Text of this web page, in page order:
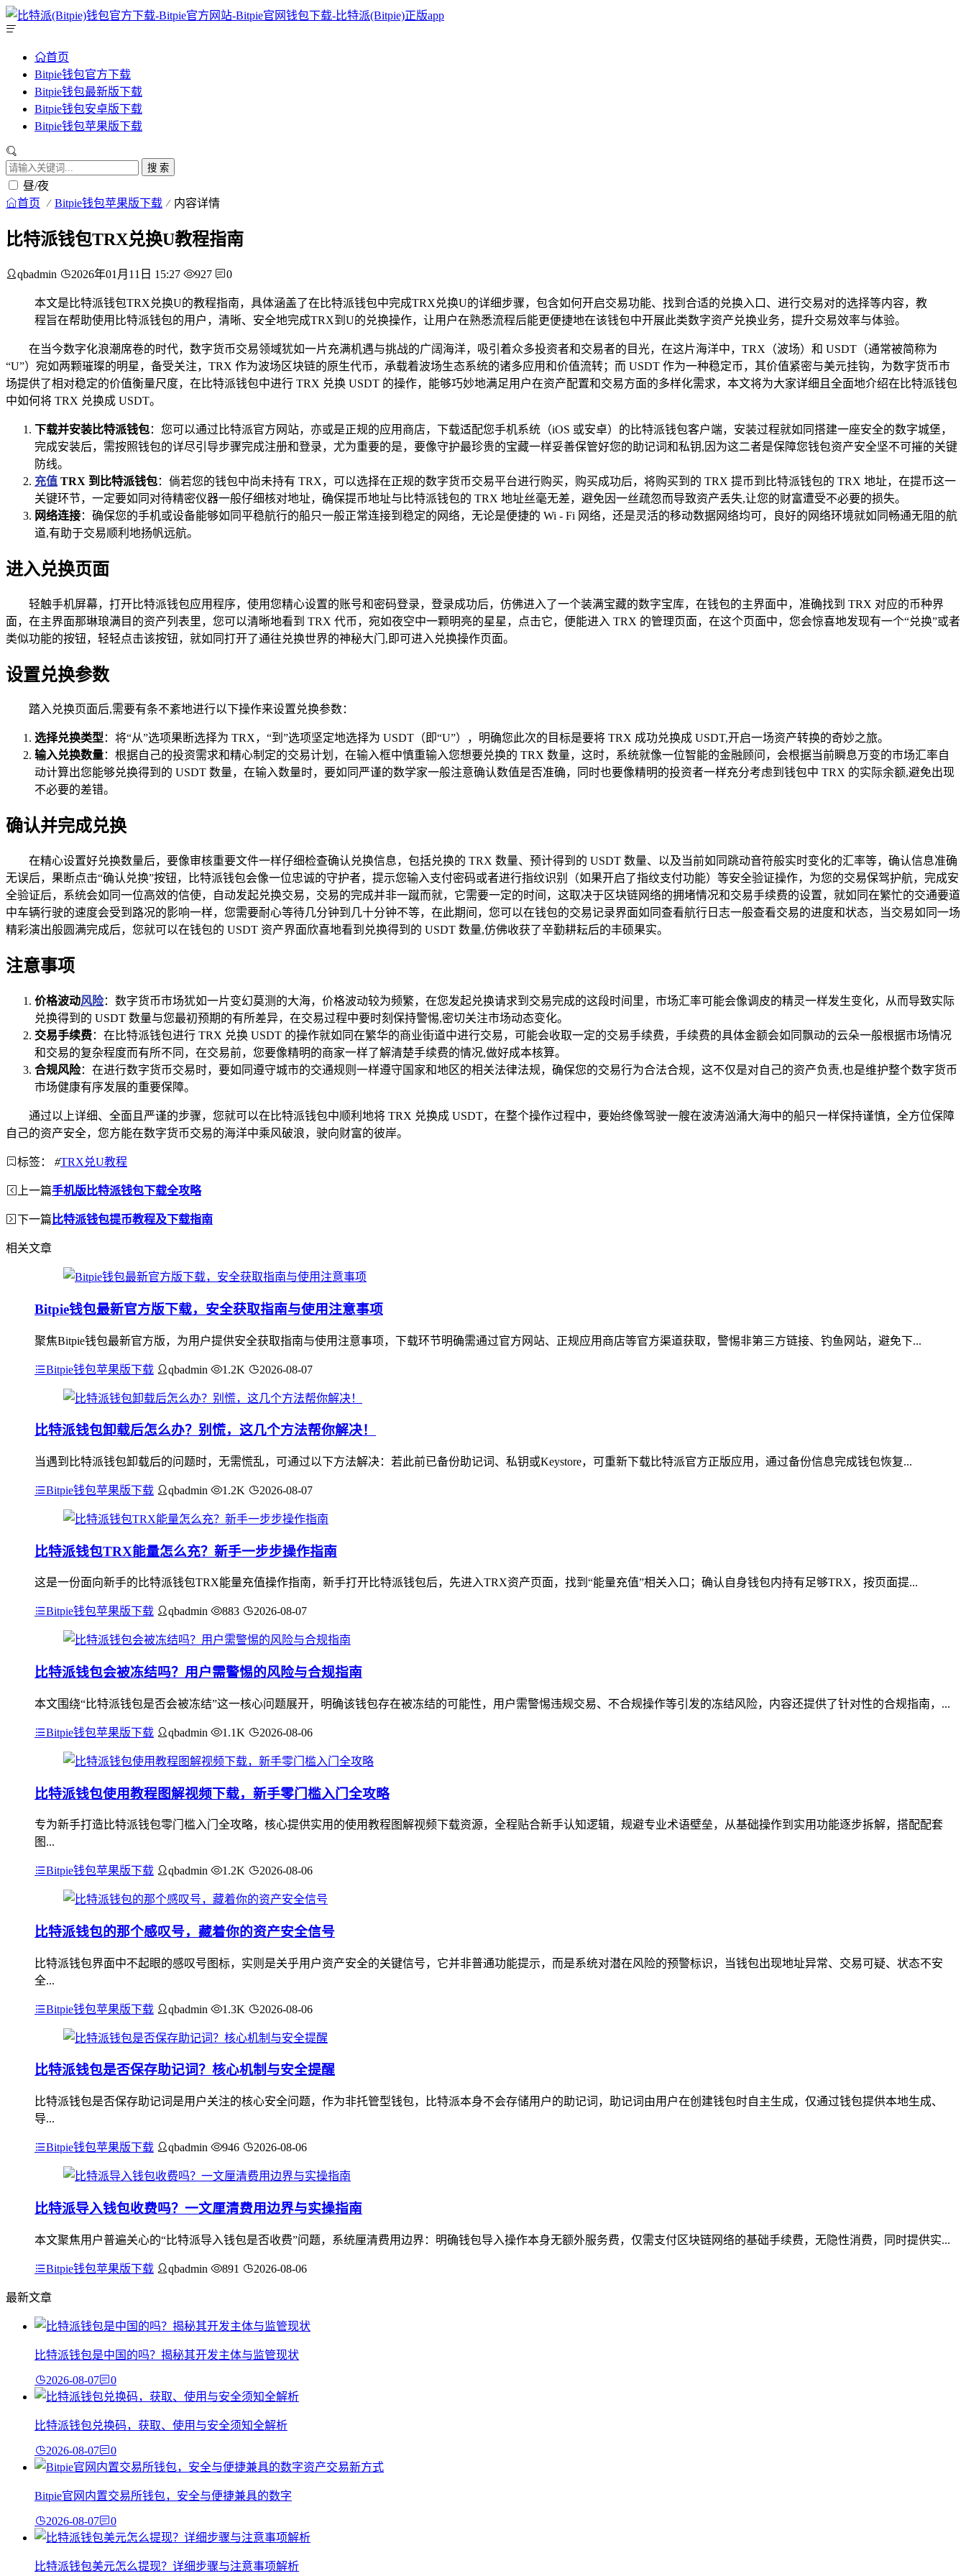
首页
Bitpie钱包官方下载
Bitpie钱包最新版下载
Bitpie钱包安卓版下载
Bitpie钱包苹果版下载
搜 索
昼/夜
首页 Bitpie钱包苹果版下载 内容详情
比特派钱包TRX兑换U教程指南
qbadmin 2026年01月11日 15:27 927 0
本文是比特派钱包TRX兑换U的教程指南，具体涵盖了在比特派钱包中完成TRX兑换U的详细步骤，包含如何开启交易功能、找到合适的兑换入口、进行交易对的选择等内容，教
程旨在帮助使用比特派钱包的用户，清晰、安全地完成TRX到U的兑换操作，让用户在熟悉流程后能更便捷地在该钱包中开展此类数字资产兑换业务，提升交易效率与体验。
在当今数字化浪潮席卷的时代，数字货币交易领域犹如一片充满机遇与挑战的广阔海洋，吸引着众多投资者和交易者的目光，在这片海洋中，TRX（波场）和 USDT（通常被简称为
“U”）宛如两颗璀璨的明星，备受关注，TRX 作为波场区块链的原生代币，承载着波场生态系统的诸多应用和价值流转；而 USDT 作为一种稳定币，其价值紧密与美元挂钩，为数字货币市
场提供了相对稳定的价值衡量尺度，在比特派钱包中进行 TRX 兑换 USDT 的操作，能够巧妙地满足用户在资产配置和交易方面的多样化需求，本文将为大家详细且全面地介绍在比特派钱包
中如何将 TRX 兑换成 USDT。
下载并安装比特派钱包：您可以通过比特派官方网站，亦或是正规的应用商店，下载适配您手机系统（iOS 或安卓）的比特派钱包客户端，安装过程就如同搭建一座安全的数字城堡，
完成安装后，需按照钱包的详尽引导步骤完成注册和登录，尤为重要的是，要像守护最珍贵的宝藏一样妥善保管好您的助记词和私钥,因为这二者是保障您钱包资产安全坚不可摧的关键
防线。
充值 TRX 到比特派钱包：倘若您的钱包中尚未持有 TRX，可以选择在正规的数字货币交易平台进行购买，购买成功后，将购买到的 TRX 提币到比特派钱包的 TRX 地址，在提币这一
关键环节，一定要如同对待精密仪器一般仔细核对地址，确保提币地址与比特派钱包的 TRX 地址丝毫无差，避免因一丝疏忽而导致资产丢失,让您的财富遭受不必要的损失。
网络连接：确保您的手机或设备能够如同平稳航行的船只一般正常连接到稳定的网络，无论是便捷的 Wi - Fi 网络，还是灵活的移动数据网络均可，良好的网络环境就如同畅通无阻的航
道,有助于交易顺利地扬帆远航。
进入兑换页面
轻触手机屏幕，打开比特派钱包应用程序，使用您精心设置的账号和密码登录，登录成功后，仿佛进入了一个装满宝藏的数字宝库，在钱包的主界面中，准确找到 TRX 对应的币种界
面，在主界面那琳琅满目的资产列表里，您可以清晰地看到 TRX 代币，宛如夜空中一颗明亮的星星，点击它，便能进入 TRX 的管理页面，在这个页面中，您会惊喜地发现有一个“兑换”或者
类似功能的按钮，轻轻点击该按钮，就如同打开了通往兑换世界的神秘大门,即可进入兑换操作页面。
设置兑换参数
踏入兑换页面后,需要有条不紊地进行以下操作来设置兑换参数：
选择兑换类型：将“从”选项果断选择为 TRX，“到”选项坚定地选择为 USDT（即“U”），明确您此次的目标是要将 TRX 成功兑换成 USDT,开启一场资产转换的奇妙之旅。
输入兑换数量：根据自己的投资需求和精心制定的交易计划，在输入框中慎重输入您想要兑换的 TRX 数量，这时，系统就像一位智能的金融顾问，会根据当前瞬息万变的市场汇率自
动计算出您能够兑换得到的 USDT 数量，在输入数量时，要如同严谨的数学家一般注意确认数值是否准确，同时也要像精明的投资者一样充分考虑到钱包中 TRX 的实际余额,避免出现
不必要的差错。
确认并完成兑换
在精心设置好兑换数量后，要像审核重要文件一样仔细检查确认兑换信息，包括兑换的 TRX 数量、预计得到的 USDT 数量、以及当前如同跳动音符般实时变化的汇率等，确认信息准确
无误后，果断点击“确认兑换”按钮，比特派钱包会像一位忠诚的守护者，提示您输入支付密码或者进行指纹识别（如果开启了指纹支付功能）等安全验证操作，为您的交易保驾护航，完成安
全验证后，系统会如同一位高效的信使，自动发起兑换交易，交易的完成并非一蹴而就，它需要一定的时间，这取决于区块链网络的拥堵情况和交易手续费的设置，就如同在繁忙的交通要道
中车辆行驶的速度会受到路况的影响一样，您需要耐心等待几分钟到几十分钟不等，在此期间，您可以在钱包的交易记录界面如同查看航行日志一般查看交易的进度和状态，当交易如同一场
精彩演出般圆满完成后，您就可以在钱包的 USDT 资产界面欣喜地看到兑换得到的 USDT 数量,仿佛收获了辛勤耕耘后的丰硕果实。
注意事项
价格波动风险：数字货币市场犹如一片变幻莫测的大海，价格波动较为频繁，在您发起兑换请求到交易完成的这段时间里，市场汇率可能会像调皮的精灵一样发生变化，从而导致实际
兑换得到的 USDT 数量与您最初预期的有所差异，在交易过程中要时刻保持警惕,密切关注市场动态变化。
交易手续费：在比特派钱包进行 TRX 兑换 USDT 的操作就如同在繁华的商业街道中进行交易，可能会收取一定的交易手续费，手续费的具体金额会如同飘动的云朵一般根据市场情况
和交易的复杂程度而有所不同，在交易前，您要像精明的商家一样了解清楚手续费的情况,做好成本核算。
合规风险：在进行数字货币交易时，要如同遵守城市的交通规则一样遵守国家和地区的相关法律法规，确保您的交易行为合法合规，这不仅是对自己的资产负责,也是维护整个数字货币
市场健康有序发展的重要保障。
通过以上详细、全面且严谨的步骤，您就可以在比特派钱包中顺利地将 TRX 兑换成 USDT，在整个操作过程中，要始终像驾驶一艘在波涛汹涌大海中的船只一样保持谨慎，全方位保障
自己的资产安全，您方能在数字货币交易的海洋中乘风破浪，驶向财富的彼岸。
标签： #TRX兑U教程
上一篇手机版比特派钱包下载全攻略
下一篇 比特派钱包提币教程及下载指南
相关文章
Bitpie钱包最新官方版下载，安全获取指南与使用注意事项
聚焦Bitpie钱包最新官方版，为用户提供安全获取指南与使用注意事项，下载环节明确需通过官方网站、正规应用商店等官方渠道获取，警惕非第三方链接、钓鱼网站，避免下...
Bitpie钱包苹果版下载 qbadmin 1.2K 2026-08-07
比特派钱包卸载后怎么办？别慌，这几个方法帮你解决！
当遇到比特派钱包卸载后的问题时，无需慌乱，可通过以下方法解决：若此前已备份助记词、私钥或Keystore，可重新下载比特派官方正版应用，通过备份信息完成钱包恢复...
Bitpie钱包苹果版下载 qbadmin 1.2K 2026-08-07
比特派钱包TRX能量怎么充？新手一步步操作指南
这是一份面向新手的比特派钱包TRX能量充值操作指南，新手打开比特派钱包后，先进入TRX资产页面，找到“能量充值”相关入口；确认自身钱包内持有足够TRX，按页面提...
Bitpie钱包苹果版下载 qbadmin 883 2026-08-07
比特派钱包会被冻结吗？用户需警惕的风险与合规指南
本文围绕“比特派钱包是否会被冻结”这一核心问题展开，明确该钱包存在被冻结的可能性，用户需警惕违规交易、不合规操作等引发的冻结风险，内容还提供了针对性的合规指南，...
Bitpie钱包苹果版下载 qbadmin 1.1K 2026-08-06
比特派钱包使用教程图解视频下载，新手零门槛入门全攻略
专为新手打造比特派钱包零门槛入门全攻略，核心提供实用的使用教程图解视频下载资源，全程贴合新手认知逻辑，规避专业术语壁垒，从基础操作到实用功能逐步拆解，搭配配套
图...
Bitpie钱包苹果版下载 qbadmin 1.2K 2026-08-06
比特派钱包的那个感叹号，藏着你的资产安全信号
比特派钱包界面中不起眼的感叹号图标，实则是关乎用户资产安全的关键信号，它并非普通功能提示，而是系统对潜在风险的预警标识，当钱包出现地址异常、交易可疑、状态不安
全...
Bitpie钱包苹果版下载 qbadmin 1.3K 2026-08-06
比特派钱包是否保存助记词？核心机制与安全提醒
比特派钱包是否保存助记词是用户关注的核心安全问题，作为非托管型钱包，比特派本身不会存储用户的助记词，助记词由用户在创建钱包时自主生成，仅通过钱包提供本地生成、
导...
Bitpie钱包苹果版下载 qbadmin 946 2026-08-06
比特派导入钱包收费吗？一文厘清费用边界与实操指南
本文聚焦用户普遍关心的“比特派导入钱包是否收费”问题，系统厘清费用边界：明确钱包导入操作本身无额外服务费，仅需支付区块链网络的基础手续费，无隐性消费，同时提供实...
Bitpie钱包苹果版下载 qbadmin 891 2026-08-06
最新文章
比特派钱包是中国的吗？揭秘其开发主体与监管现状
2026-08-07 0
比特派钱包兑换码，获取、使用与安全须知全解析
2026-08-07 0
Bitpie官网内置交易所钱包，安全与便捷兼具的数字
2026-08-07 0
比特派钱包美元怎么提现？详细步骤与注意事项解析